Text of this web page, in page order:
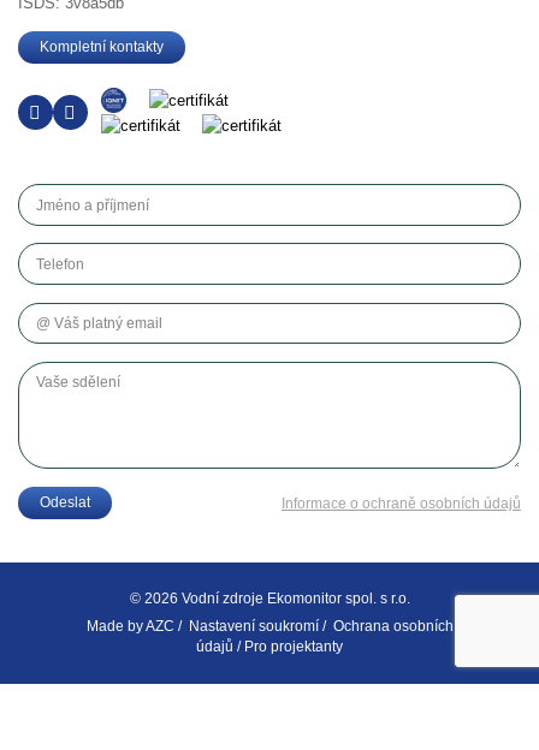
Kompletní kontakty
Jméno a příjmení
Telefon
Váš platný email
Vaše sdělení
Odeslat Informace o ochraně osobních údajů
© 2026 Vodní zdroje Ekomonitor spol. s r.o.
Made byAZC / Nastavení soukromí/ Ochrana osobních
údajů / Pro projektanty